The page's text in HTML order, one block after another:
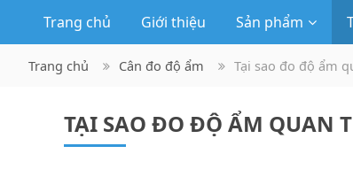
Trang chủ Giới thiệu Sản phẩm
Trang chủ Cân đo độ ẩm Tại sao đo độ ẩm
TẠI SAO ĐO ĐỘ ẨM QUAN